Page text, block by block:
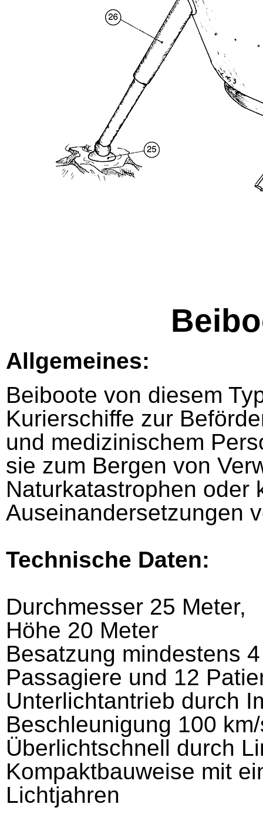
Allgemeines:
Beiboote von diesem
Kurierschiffe zur
und medizinischem
sie zum Bergen von
Naturkatastrophen oder
Auseinandersetzungen
Technische Daten:
Durchmesser 25 Meter,
Höhe 20 Meter
Besatzung mindestens
Passagiere und 12
Unterlichtantrieb durch
Beschleunigung 100
Überlichtschnell durch
Kompaktbauweise mit
Lichtjahren